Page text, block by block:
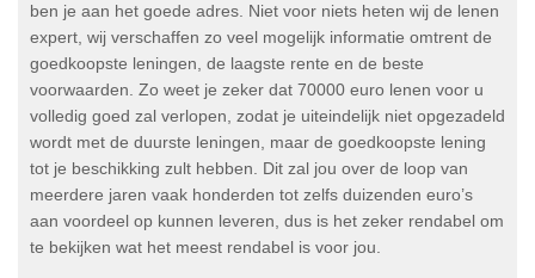
ben je aan het goede adres. Niet voor niets heten wij de lenen
expert, wij verschaffen zo veel mogelijk informatie omtrent de
goedkoopste leningen, de laagste rente en de beste
voorwaarden. Zo weet je zeker dat 70000 euro lenen voor u
volledig goed zal verlopen, zodat je uiteindelijk niet opgezadeld
wordt met de duurste leningen, maar de goedkoopste lening
tot je beschikking zult hebben. Dit zal jou over de loop van
meerdere jaren vaak honderden tot zelfs duizenden euro’s
aan voordeel op kunnen leveren, dus is het zeker rendabel om
te bekijken wat het meest rendabel is voor jou.